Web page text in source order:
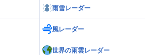
雨雪レーダー
風レーダー
世界の雨雲レーダー